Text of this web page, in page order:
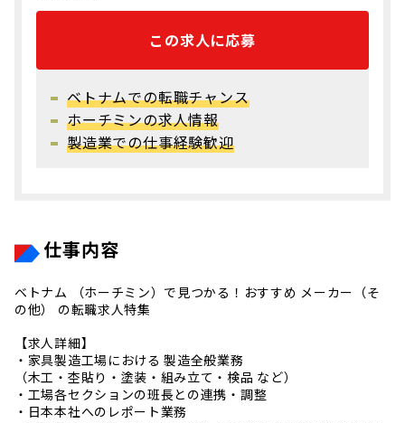
この求人に応募
ベトナムでの転職チャンス
ホーチミンの求人情報
製造業での仕事経験歓迎
仕事内容
ベトナム （ホーチミン）で見つかる！おすすめ メーカー（そ
の他） の転職求人特集
【求人詳細】
・家具製造工場における 製造全般業務
（木工・杢貼り・塗装・組み立て・検品 など）
・工場各セクションの班長との連携・調整
・日本本社へのレポート業務